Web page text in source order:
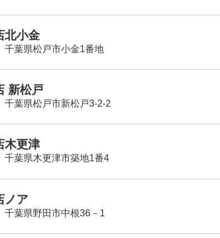
北小金
葉県松戸市小金1番地
新松戸
葉県松戸市新松戸3-2-2
木更津
葉県木更津市築地1番4
ノア
葉県野田市中根36－1